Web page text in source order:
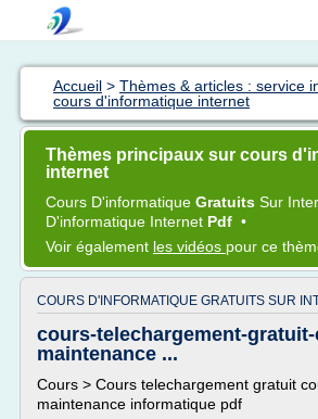
Accueil > Thèmes & articles : service
cours d'informatique internet
Thèmes principaux sur cours
internet
Cours D'informatique Gratuits Sur
D'informatique Internet Pdf •
Voir également les vidéos pour ce
COURS D'INFORMATIQUE GRATUITS SUR
cours-telechargement-
maintenance ...
Cours > Cours telechargement gratuit
maintenance informatique pdf